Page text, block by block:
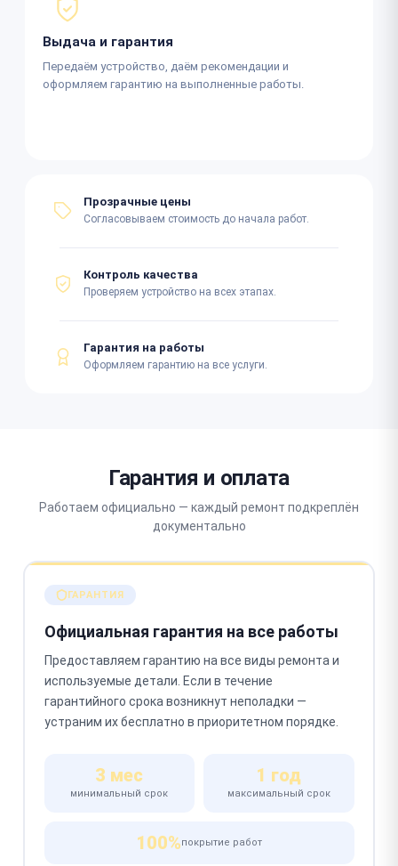
Выдача и гарантия
Передаём устройство, даём рекомендации и
оформляем гарантию на выполненные работы.
Прозрачные цены
Согласовываем стоимость до начала работ.
Контроль качества
Проверяем устройство на всех этапах.
Гарантия на работы
Оформляем гарантию на все услуги.
Гарантия и оплата
Работаем официально — каждый ремонт подкреплён
документально
ГАРАНТИЯ
Официальная гарантия на все работы
Предоставляем гарантию на все виды ремонта и
используемые детали. Если в течение
гарантийного срока возникнут неполадки —
устраним их бесплатно в приоритетном порядке.
3 мес
минимальный срок
1 год
максимальный срок
100%покрытие работ